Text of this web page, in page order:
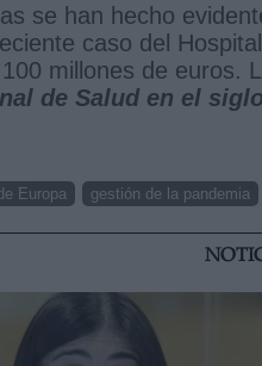
se han hecho
caso del
millones de euros.
de Salud en el
Europa gestión de la pandemia